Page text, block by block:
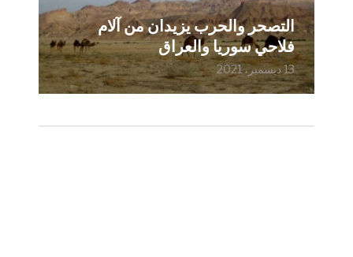
التصحر والحرب يزيدان من آلام
فلاحي سوريا والعراق
13 ديسمبر، 2021